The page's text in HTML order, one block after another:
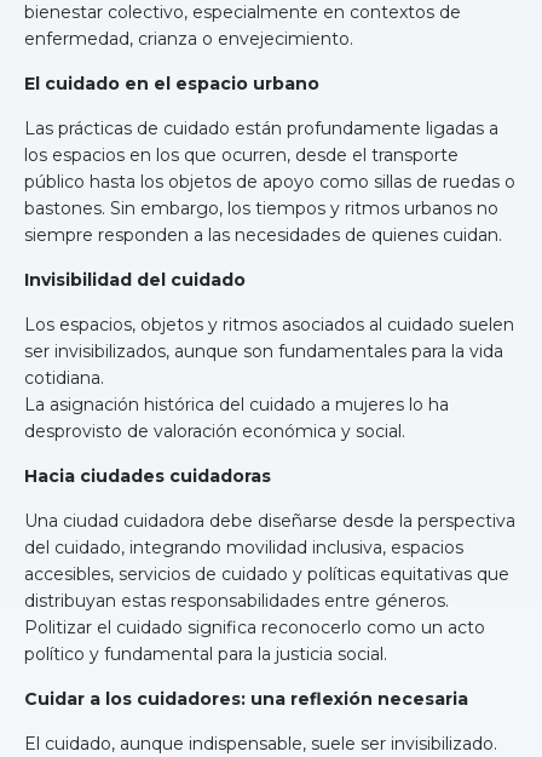
bienestar colectivo, especialmente en contextos de
enfermedad, crianza o envejecimiento.
El cuidado en el espacio urbano
Las prácticas de cuidado están profundamente ligadas a
los espacios en los que ocurren, desde el transporte
público hasta los objetos de apoyo como sillas de ruedas o
bastones. Sin embargo, los tiempos y ritmos urbanos no
siempre responden a las necesidades de quienes cuidan.
Invisibilidad del cuidado
Los espacios, objetos y ritmos asociados al cuidado suelen
ser invisibilizados, aunque son fundamentales para la vida
cotidiana.
La asignación histórica del cuidado a mujeres lo ha
desprovisto de valoración económica y social.
Hacia ciudades cuidadoras
Una ciudad cuidadora debe diseñarse desde la perspectiva
del cuidado, integrando movilidad inclusiva, espacios
accesibles, servicios de cuidado y políticas equitativas que
distribuyan estas responsabilidades entre géneros.
Politizar el cuidado significa reconocerlo como un acto
político y fundamental para la justicia social.
Cuidar a los cuidadores: una reflexión necesaria
El cuidado, aunque indispensable, suele ser invisibilizado.